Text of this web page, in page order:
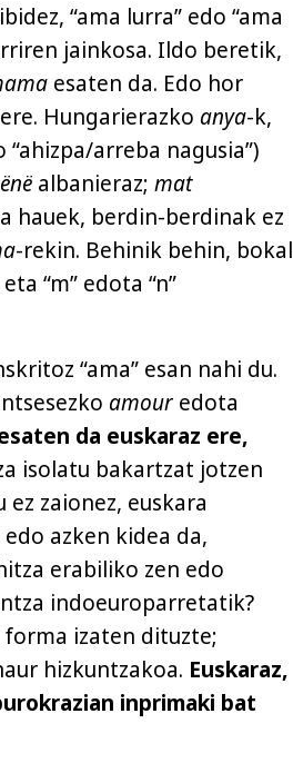
“ama lurra” edo “ama
jainkosa. Ildo beretik,
esaten da. Edo hor
Hungarierazko anya-k,
“ahizpa/arreba nagusia”)
albanieraz; mat
hauek, berdin-berdinak ez
-rekin. Behinik behin, bokal
“m” edota “n”
“ama” esan nahi du.
amour edota
da euskaraz ere,
isolatu bakartzat jotzen
zaionez, euskara
azken kidea da,
erabiliko zen edo
indoeuroparretatik?
forma izaten dituzte;
hizkuntzakoa. Euskaraz,
inprimaki bat